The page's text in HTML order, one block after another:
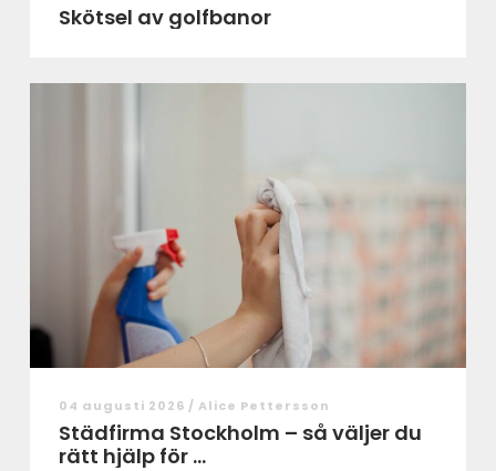
Skötsel av golfbanor
04 augusti 2026 / Alice Pettersson
Städfirma Stockholm – så väljer du
rätt hjälp för ...